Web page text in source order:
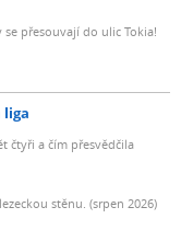
se přesouvají do ulic Tokia!
liga
čtyři a čím přesvědčila
stěnu. (srpen 2026)